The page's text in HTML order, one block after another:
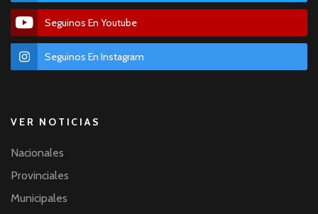
Seguinos En Youtube
Seguinos En Instagram
VER NOTICIAS
Nacionales
Provinciales
Municipales